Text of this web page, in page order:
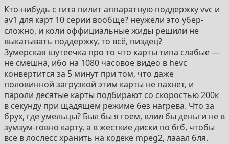
Кто-нибудь с гита пилит аппаратную поддержку vvc и
av1 для карт 10 серии вообще? неужели это убер-
сложно, и коли оффициальные жиды решили не
выкатывать поддержку, то всё, пиздец?
Зумерская шутеечка про то что карты типа слабые —
не смешна, ибо на 1080 часовое видео в hevc
конвертится за 5 минут при том, что даже
половинной загрузкой этим карты не пахнет, и
пароли десятые карты подбирают со скоростью 200к
в секунду при щадящем режиме без нагрева. Что за
брух, где умельцы? Был бы я гоем, влил бы деньги не в
зумзум-говно карту, а в жесткие диски по 6гб, чтобы
всё в лослесс хранить на кодеке mpeg2, лааал бля.